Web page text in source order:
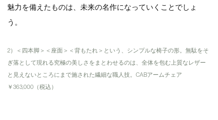
魅力を備えたものは、未来の名作になっていくことでしょ
う。
2）＜四本脚＞＜座面＞＜背もたれ＞という、シンプルな椅子の形。無駄をそ
ぎ落として現れる究極の美しさをまとわせるのは、全体を包む上質なレザー
と見えないところにまで施された繊細な職人技。CABアームチェア
￥363,000（税込）